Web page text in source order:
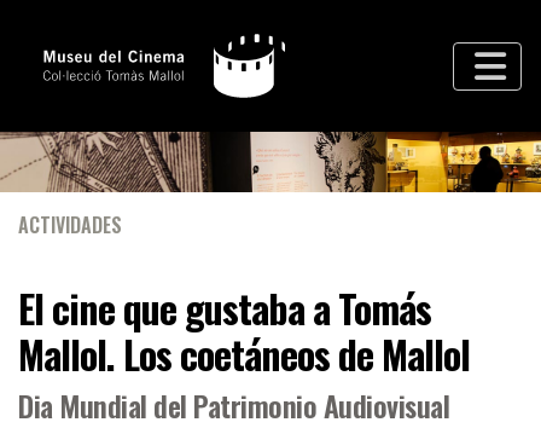
ACTIVIDADES
El cine que gustaba a Tomás
Mallol. Los coetáneos de Mallol
Dia Mundial del Patrimonio Audiovisual